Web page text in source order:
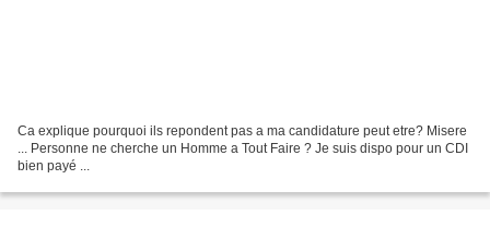
Ca explique pourquoi ils repondent pas a ma candidature peut etre? Misere
... Personne ne cherche un Homme a Tout Faire ? Je suis dispo pour un CDI
bien payé ...